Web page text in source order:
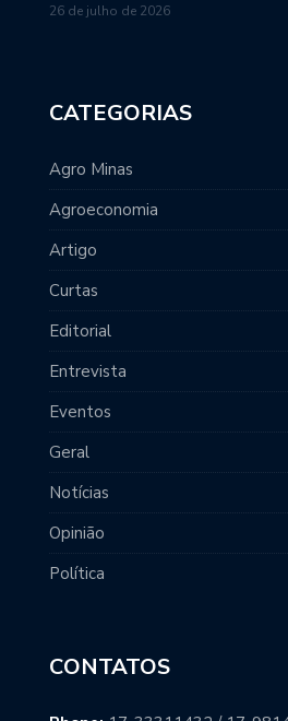
26 de julho de 2026
CATEGORIAS
Agro Minas
Agroeconomia
Artigo
Curtas
Editorial
Entrevista
Eventos
Geral
Notícias
Opinião
Política
CONTATOS